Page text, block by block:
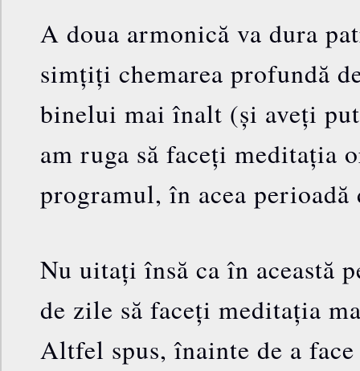
A doua armonică va dura
simțiți chemarea profundă
binelui mai înalt (și aveți
am ruga să faceți meditația
programul, în acea
Nu uitați însă ca în această
de zile să faceți meditația
Altfel spus, înainte de a